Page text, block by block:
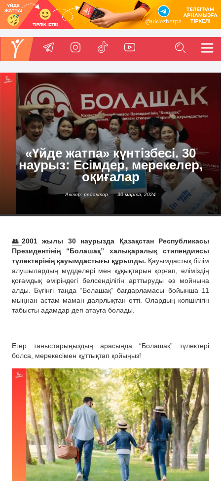
«Үйде жатпа» күнтізбесі. 30
наурыз: Есімдер, мерекелер,
оқиғалар
Автор: редактор 30 марта, 2024
👥 2001 жылы 30 наурызда Қазақстан Республикасы
Президентінің “Болашақ” халықаралық стипендиясы
түлектерінің қауымдастығы құрылды. Қауымдастық білім
алушылардың мүдделері мен құқықтарын қорғап, еліміздің
қоғамдық өміріндегі белсенділігін арттыруды өз мойнына
алды. Бүгінгі таңда “Болашақ” бағдарламасы бойынша 11
мыңнан астам маман даярлықтан өтті. Олардың көпшілігін
табысты адамдар деп атауға болады.
Егер таныстарыңыздың арасында “Болашақ” түлектері
болса, мерекесімен құттықтап қойыңыз!